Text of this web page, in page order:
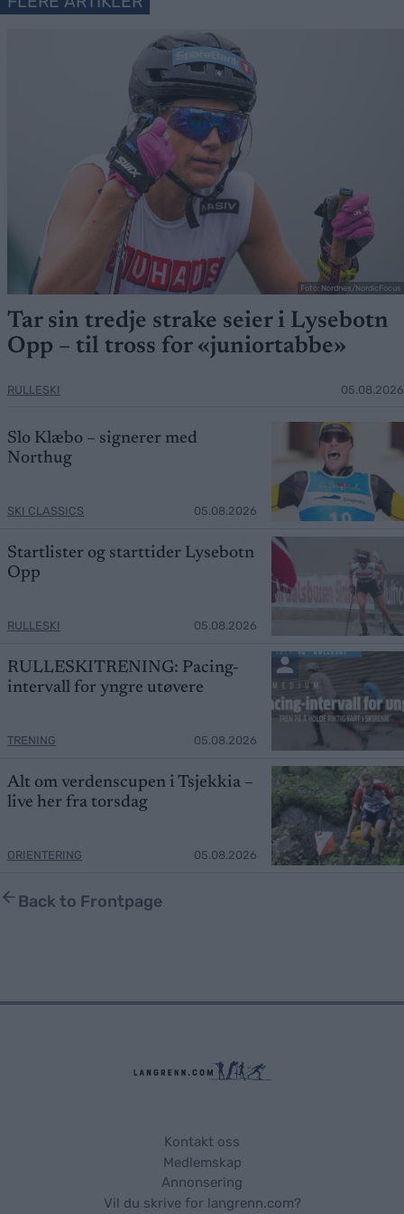
Foto: Nordnes/NordicFocus
Tar sin tredje strake seier i Lysebotn
Opp – til tross for «juniortabbe»
RULLESKI 05.08.2026
Slo Klæbo – signerer med
Northug
SKI CLASSICS 05.08.2026
Startlister og starttider Lysebotn
Opp
RULLESKI 05.08.2026
RULLESKITRENING: Pacing-
intervall for yngre utøvere
TRENING 05.08.2026
Alt om verdenscupen i Tsjekkia –
live her fra torsdag
ORIENTERING 05.08.2026
Back to Frontpage
Kontakt oss
Medlemskap
Annonsering
Vil du skrive for langrenn.com?